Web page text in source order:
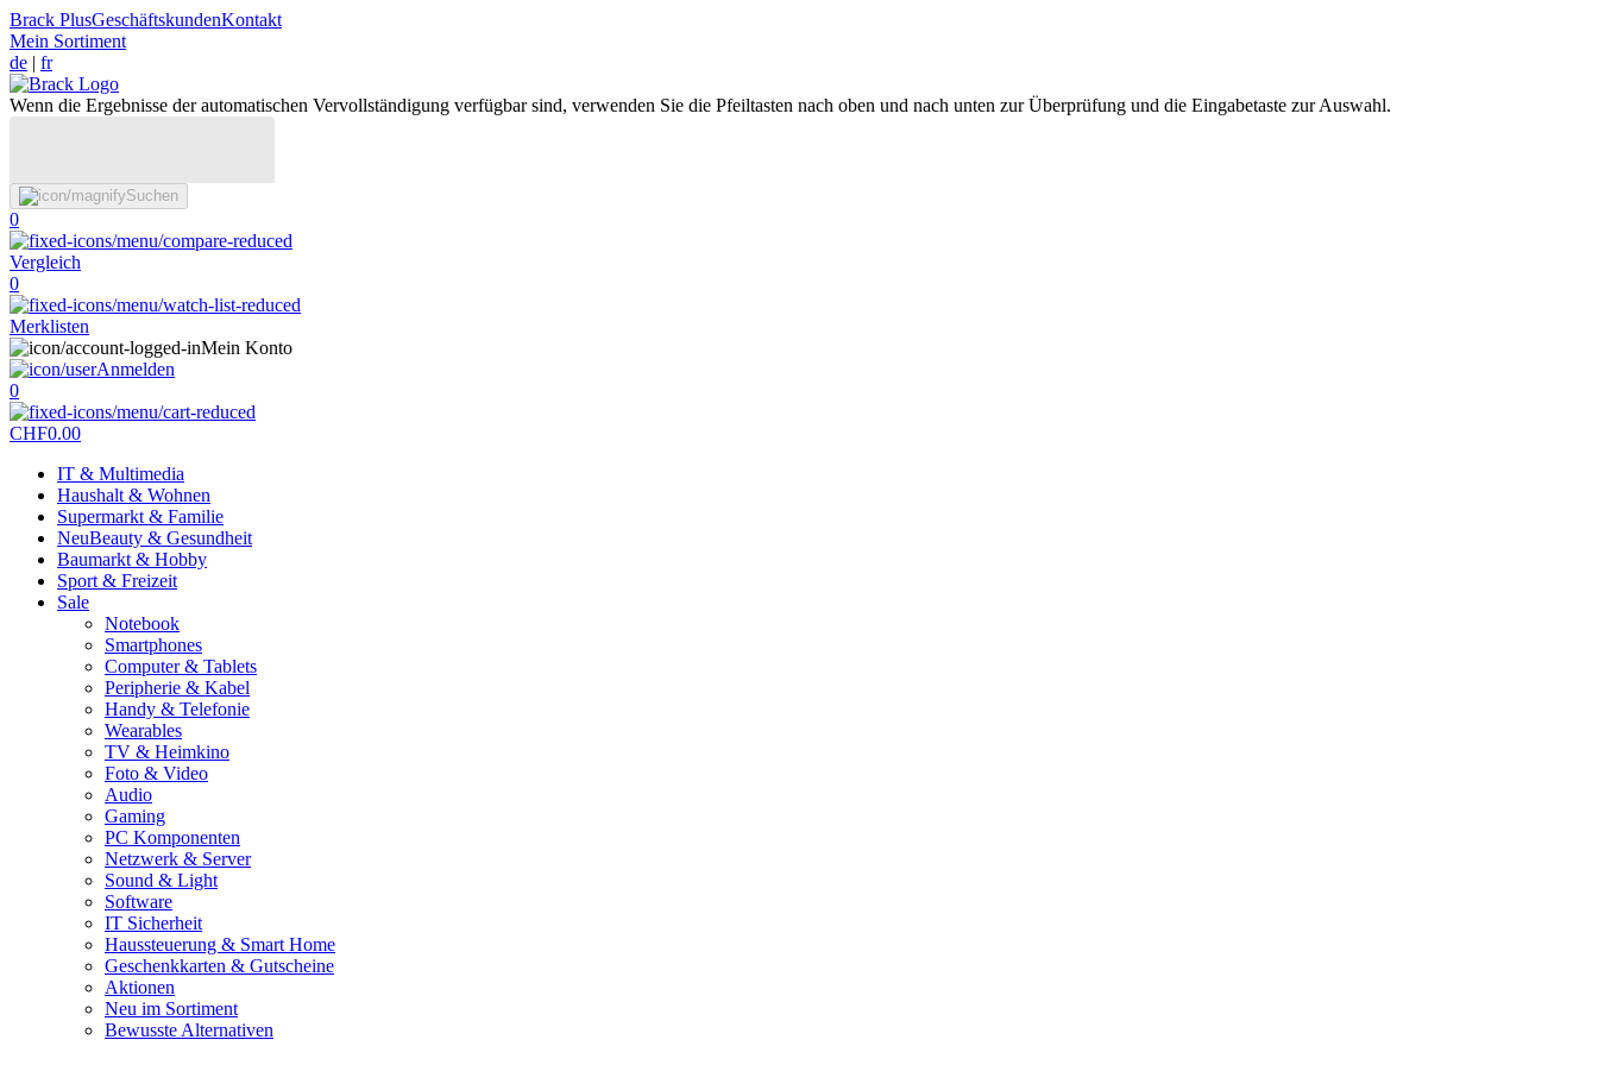
Brack PlusGeschäftskundenKontakt
Mein Sortiment
de | fr
Wenn die Ergebnisse der automatischen Vervollständigung verfügbar sind, verwenden Sie die Pfeiltasten nach oben und nach unten zur Überprüfung und die Eingabetaste zur Auswahl.
Suchen
0
Vergleich
0
Merklisten
Mein Konto
Anmelden
0
CHF0.00
IT & Multimedia
Haushalt & Wohnen
Supermarkt & Familie
NeuBeauty & Gesundheit
Baumarkt & Hobby
Sport & Freizeit
Sale
Notebook
Smartphones
Computer & Tablets
Peripherie & Kabel
Handy & Telefonie
Wearables
TV & Heimkino
Foto & Video
Audio
Gaming
PC Komponenten
Netzwerk & Server
Sound & Light
Software
IT Sicherheit
Haussteuerung & Smart Home
Geschenkkarten & Gutscheine
Aktionen
Neu im Sortiment
Bewusste Alternativen